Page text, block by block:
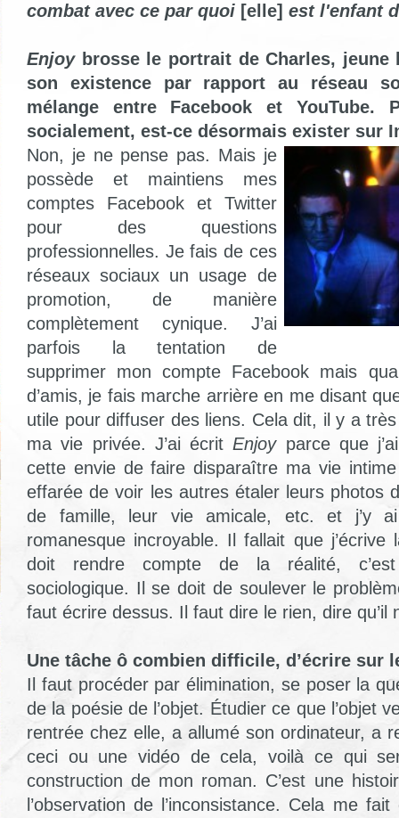
combat avec ce par quoi [elle] est l'enfant
Enjoybrosse le portrait de Charles, jeune
son existence par rapport au réseau
mélange entre Facebook et YouTube.
socialement, est-ce désormais exister sur
Non, je ne pense pas. Mais je
possède et maintiens mes
comptes Facebook et Twitter
pour des questions
professionnelles. Je fais de ces
réseaux sociaux un usage de
promotion, de manière
complètement cynique. J’ai
parfois la tentation de
supprimer mon compte Facebook mais
d’amis, je fais marche arrière en me disant
utile pour diffuser des liens. Cela dit, il y a
ma vie privée. J’ai écrit Enjoy parce que
cette envie de faire disparaître ma vie
effarée de voir les autres étaler leurs photos
de famille, leur vie amicale, etc. et j’y
romanesque incroyable. Il fallait que j’écrive
doit rendre compte de la réalité, c’est
sociologique. Il se doit de soulever le
faut écrire dessus. Il faut dire le rien, dire qu’il
Une tâche ô combien difficile, d’écrire sur
Il faut procéder par élimination, se poser la
de la poésie de l’objet. Étudier ce que l’objet
rentrée chez elle, a allumé son ordinateur, a
ceci ou une vidéo de cela, voilà ce qui
construction de mon roman. C’est une
l’observation de l’inconsistance. Cela me fait